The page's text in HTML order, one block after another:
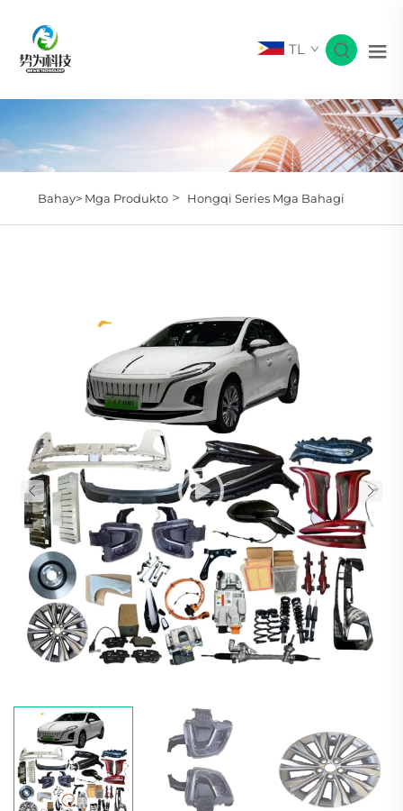
TL
Bahay> Mga Produkto> Hongqi Series Mga Bahagi